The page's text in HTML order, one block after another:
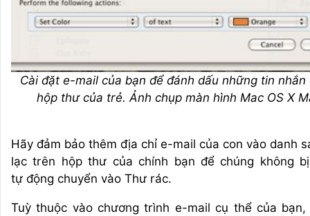
Cài đặt e-mail của bạn để đánh dấu những tin nhắn
hộp thư của trẻ. Ảnh chụp màn hình Mac OS X
Hãy đảm bảo thêm địa chỉ e-mail của con vào danh
lạc trên hộp thư của chính bạn để chúng không
tự động chuyển vào Thư rác.
Tuỳ thuộc vào chương trình e-mail cụ thể của bạn,